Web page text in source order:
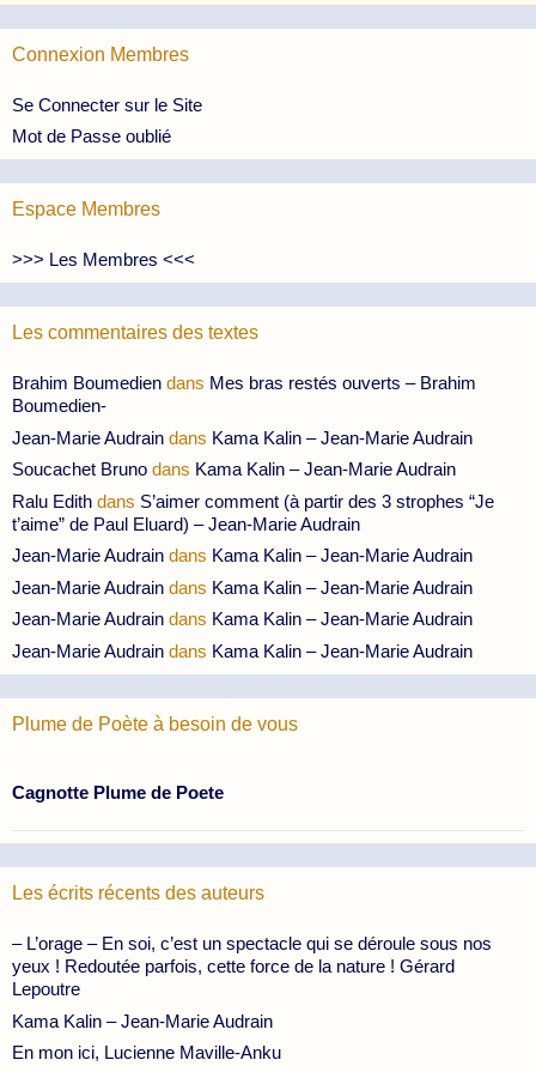
Connexion Membres
Se Connecter sur le Site
Mot de Passe oublié
Espace Membres
>>> Les Membres <<<
Les commentaires des textes
Brahim Boumedien dans Mes bras restés ouverts – Brahim
Boumedien-
Jean-Marie Audrain dans Kama Kalin – Jean-Marie Audrain
Soucachet Bruno dans Kama Kalin – Jean-Marie Audrain
Ralu Edith dans S’aimer comment (à partir des 3 strophes “Je
t’aime” de Paul Eluard) – Jean-Marie Audrain
Jean-Marie Audrain dans Kama Kalin – Jean-Marie Audrain
Jean-Marie Audrain dans Kama Kalin – Jean-Marie Audrain
Jean-Marie Audrain dans Kama Kalin – Jean-Marie Audrain
Jean-Marie Audrain dans Kama Kalin – Jean-Marie Audrain
Plume de Poète à besoin de vous
Cagnotte Plume de Poete
Les écrits récents des auteurs
– L’orage – En soi, c’est un spectacle qui se déroule sous nos
yeux ! Redoutée parfois, cette force de la nature ! Gérard
Lepoutre
Kama Kalin – Jean-Marie Audrain
En mon ici, Lucienne Maville-Anku